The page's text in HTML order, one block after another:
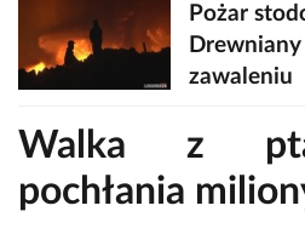
Pożar
zawaleniu
Walka z
pochłania